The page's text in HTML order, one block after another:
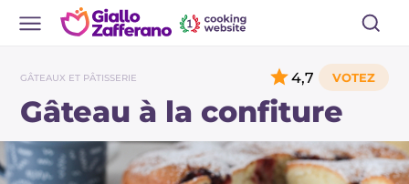
GÂTEAUX ET PÂTISSERIE
Gâteau à la confiture
4,7